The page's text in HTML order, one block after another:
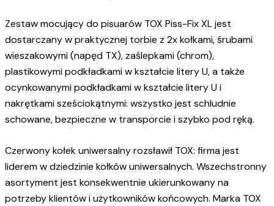
Zestaw mocujący do pisuarów TOX Piss-Fix XL jest
dostarczany w praktycznej torbie z 2x kołkami, śrubami
wieszakowymi (napęd TX), zaślepkami (chrom),
plastikowymi podkładkami w kształcie litery U, a także
ocynkowanymi podkładkami w kształcie litery U i
nakrętkami sześciokątnymi: wszystko jest schludnie
schowane, bezpieczne w transporcie i szybko pod ręką.
Czerwony kołek uniwersalny rozsławił TOX: firma jest
liderem w dziedzinie kołków uniwersalnych. Wszechstronny
asortyment jest konsekwentnie ukierunkowany na
potrzeby klientów i użytkowników końcowych. Marka TOX